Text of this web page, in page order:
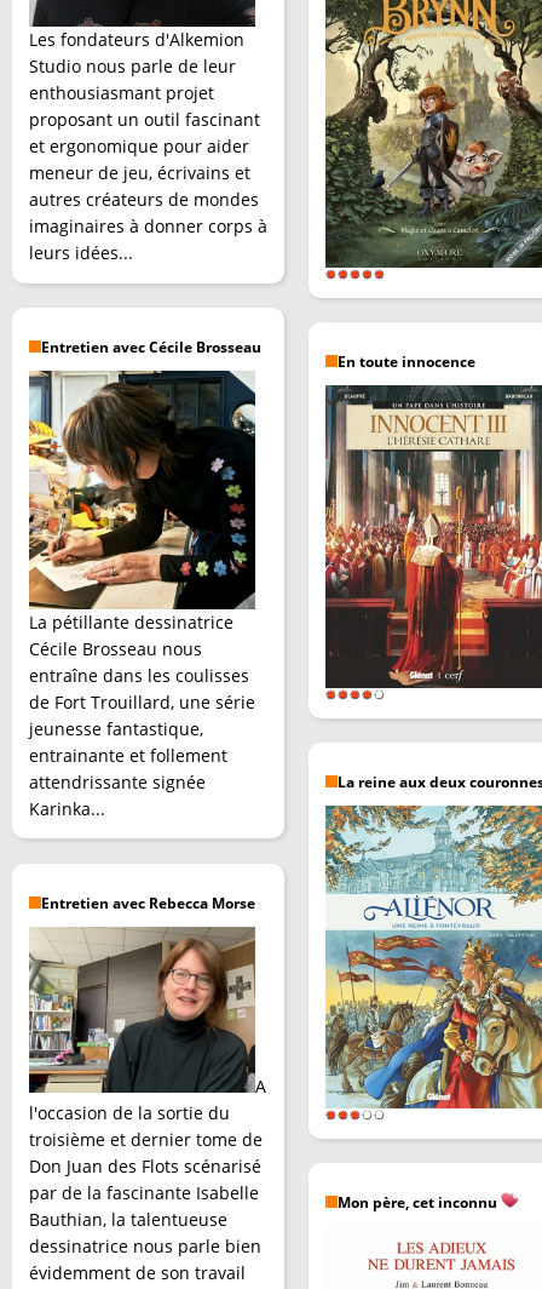
Les fondateurs d'Alkemion
Studio nous parle de leur
enthousiasmant projet
proposant un outil fascinant
et ergonomique pour aider
meneur de jeu, écrivains et
autres créateurs de mondes
imaginaires à donner corps à
leurs idées...
Entretien avec Cécile Brosseau
La pétillante dessinatrice
Cécile Brosseau nous
entraîne dans les coulisses
de Fort Trouillard, une série
jeunesse fantastique,
entrainante et follement
attendrissante signée
Karinka...
Entretien avec Rebecca Morse
A
l'occasion de la sortie du
troisième et dernier tome de
Don Juan des Flots scénarisé
par de la fascinante Isabelle
Bauthian, la talentueuse
dessinatrice nous parle bien
évidemment de son travail
En toute innocence
La reine aux deux
Mon père, cet inconnu